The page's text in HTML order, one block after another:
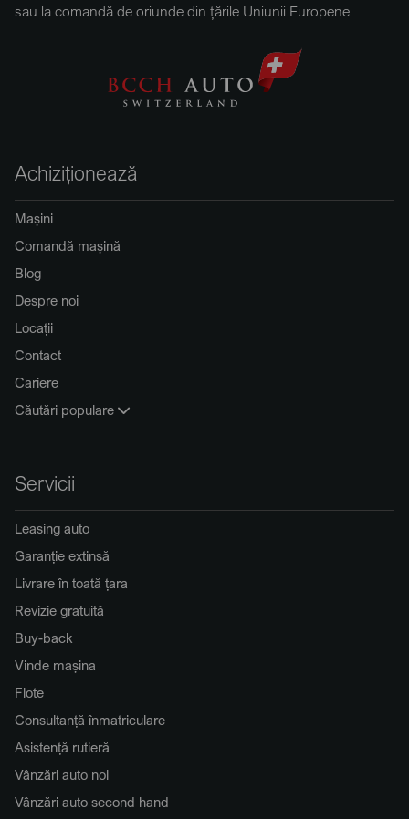
sau la comandă de oriunde din țările Uniunii Europene.
Achiziționează
Mașini
Comandă mașină
Blog
Despre noi
Locații
Contact
Cariere
Căutări populare
Servicii
Leasing auto
Garanție extinsă
Livrare în toată țara
Revizie gratuită
Buy-back
Vinde mașina
Flote
Consultanță înmatriculare
Asistență rutieră
Vânzări auto noi
Vânzări auto second hand